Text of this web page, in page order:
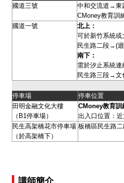
國道三號
中和交流道→東
CMoney教育訓
國道一號
北上：
可於新竹系統
民生路二段→(
南下：
需於汐止系統
民生路三段→文
停車場
停車位置
田明金融文化大樓
（B1停車場）
CMoney教育訓
出入口位置：
民生高架橋花市停車場
（於高架橋下）
板橋區民生路
講師簡介